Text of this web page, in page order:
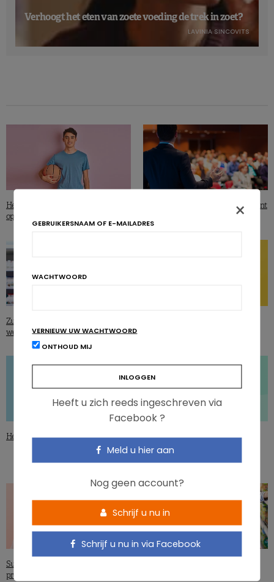
Verhoogt het eten van zoete voeding de trek in zoet?
LAVINIA SINCOVITS
Heeft lichaamsbeweging een invloed
op de bloeddruk van jongeren?
NutrEvent: innovatie in voeding kent
Zuivelproducten en gezondheid:
welk verband?
Het levensverhaal van de ‘biotica’
De beste intuïtieve eter, de baby en
Suikers in de voeding: wat is het
probleem?
×
GEBRUIKERSNAAM OF E-MAILADRES
WACHTWOORD
VERNIEUW UW WACHTWOORD
ONTHOUD MIJ
Heeft u zich reeds ingeschreven via
Facebook ?
Meld u hier aan
Nog geen account?
Schrijf u nu in
Schrijf u nu in via Facebook